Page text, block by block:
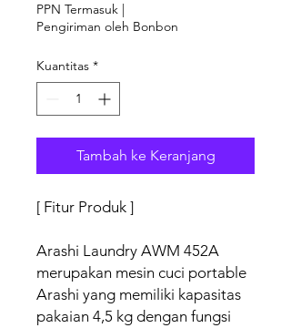
PPN Termasuk |
Pengiriman oleh Bonbon
Kuantitas *
Tambah ke Keranjang
[ Fitur Produk ]
Arashi Laundry AWM 452A
merupakan mesin cuci portable
Arashi yang memiliki kapasitas
pakaian 4,5 kg dengan fungsi